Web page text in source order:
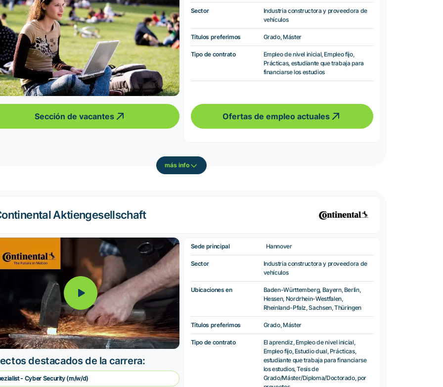
Sección de vacantes
Sector
Industria constructora y proveedora de
vehículos
Títulos preferimos Grado, Máster
Tipo de contrato
Empleo de nivel inicial, Empleo fijo,
Prácticas, estudiante que trabaja para
financiarse los estudios
Ofertas de empleo actuales
más info
Aktiengesellschaft
destacados de la carrera:
- Cyber Security (m/w/d)
Sede principal Hannover
Sector
Industria constructora y proveedora de
vehículos
Ubicaciones en
Baden-Württemberg, Bayern, Berlin,
Hessen, Nordrhein-Westfalen,
Rheinland-Pfalz, Sachsen, Thüringen
Títulos preferimos Grado, Máster
Tipo de contrato
El aprendiz, Empleo de nivel inicial,
Empleo fijo, Estudio dual, Prácticas,
estudiante que trabaja para financiarse
los estudios, Tesis de
Grado/Máster/Diploma/Doctorado, por